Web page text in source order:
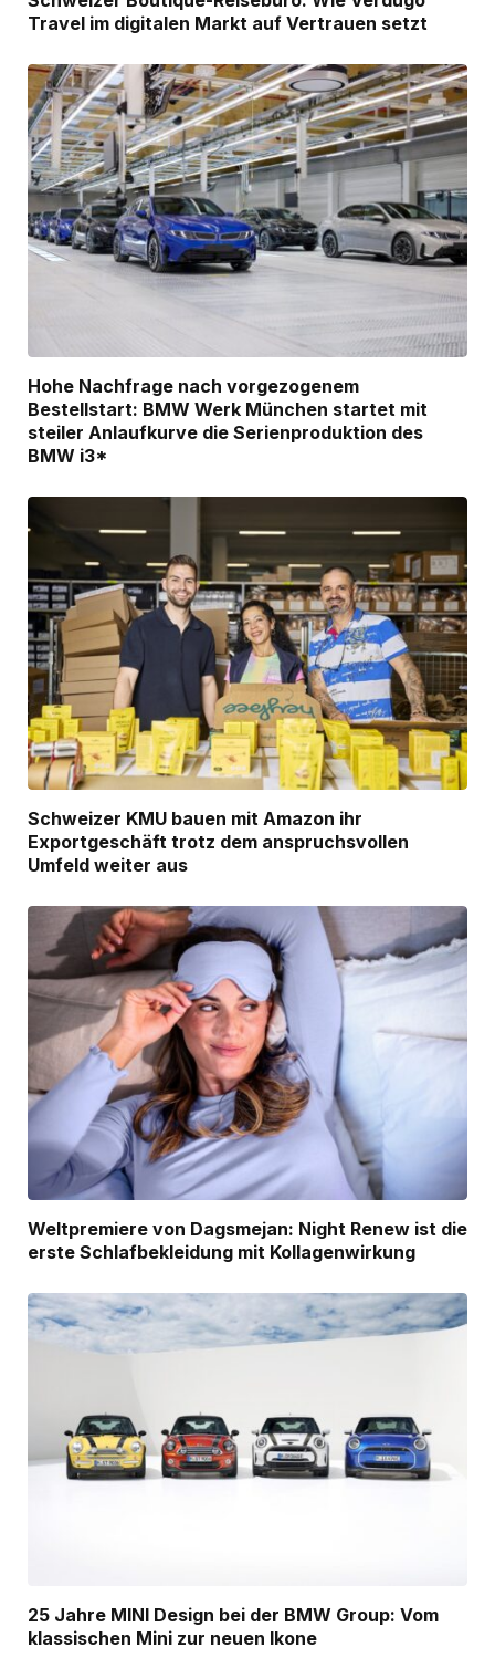
Travel im digitalen Markt auf Vertrauen setzt
Hohe Nachfrage nach vorgezogenem
Bestellstart: BMW Werk München startet mit
steiler Anlaufkurve die Serienproduktion des
BMW i3*
Schweizer KMU bauen mit Amazon ihr
Exportgeschäft trotz dem anspruchsvollen
Umfeld weiter aus
Weltpremiere von Dagsmejan: Night Renew ist die
erste Schlafbekleidung mit Kollagenwirkung
25 Jahre MINI Design bei der BMW Group: Vom
klassischen Mini zur neuen Ikone